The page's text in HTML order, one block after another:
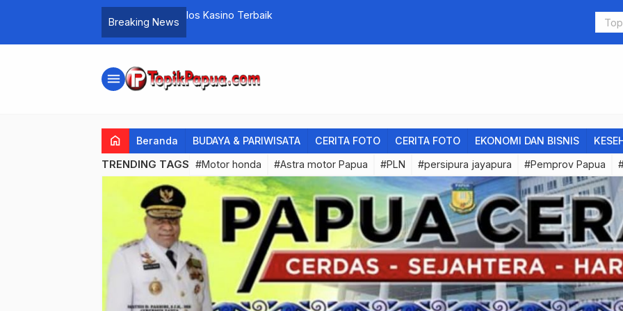
Breaking News
Ios Kasino Terbaik Ini
menu
home Beranda BUDAYA & PARIWISATA CERITA FOTO CERITA FOTO EKONOMI DAN BISNIS
TRENDING TAGS #Motor honda #Astra motor Papua #PLN #persipura jayapura #Pemprov Papua